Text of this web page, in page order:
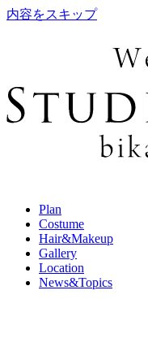
内容をスキップ
Plan
Costume
Hair&Makeup
Gallery
Location
News&Topics